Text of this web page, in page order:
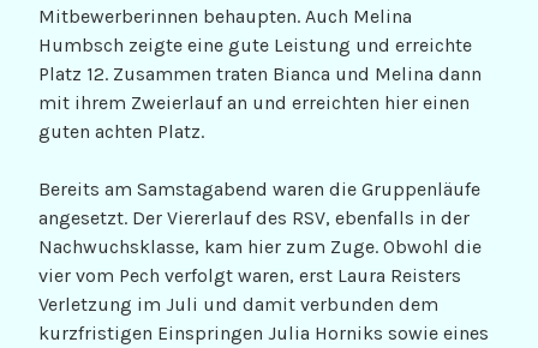
Mitbewerberinnen behaupten. Auch Melina
Humbsch zeigte eine gute Leistung und erreichte
Platz 12. Zusammen traten Bianca und Melina dann
mit ihrem Zweierlauf an und erreichten hier einen
guten achten Platz.
Bereits am Samstagabend waren die Gruppenläufe
angesetzt. Der Viererlauf des RSV, ebenfalls in der
Nachwuchsklasse, kam hier zum Zuge. Obwohl die
vier vom Pech verfolgt waren, erst Laura Reisters
Verletzung im Juli und damit verbunden dem
kurzfristigen Einspringen Julia Horniks sowie eines